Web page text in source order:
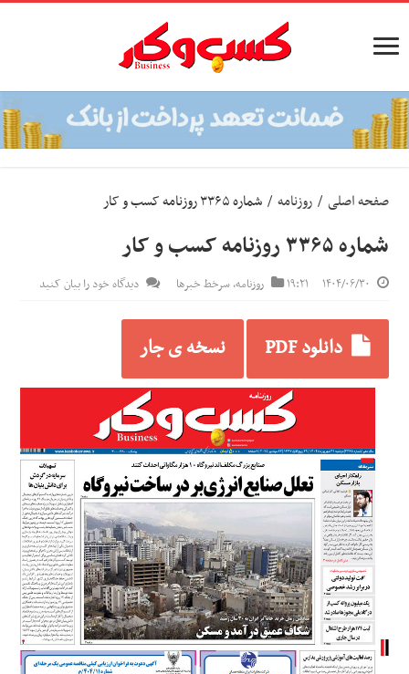
صفحه اصلی / روزنامه / شماره ۳۳۶۵ روزنامه کسب و کار
شماره ۳۳۶۵ روزنامه کسب و کار
۱۴۰۴/۰۶/۳۰ ۱۹:۲۱ روزنامه,سرخط خبرها دیدگاه خود را بیان کنید
دانلود PDF نسخه ی جار